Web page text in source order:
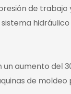
de trabajo
aumento del
de